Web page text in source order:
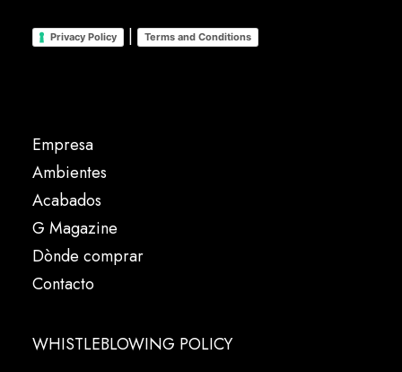
Privacy Policy | Terms and Conditions
Empresa
Ambientes
Acabados
G Magazine
Dònde comprar
Contacto
WHISTLEBLOWING POLICY